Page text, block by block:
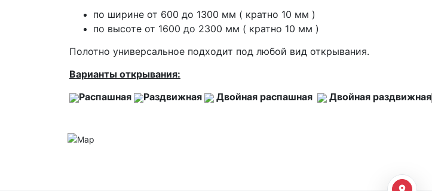
по ширине от 600 до 1300 мм ( кратно 10 мм )
по высоте от 1600 до 2300 мм ( кратно 10 мм )
Полотно универсальное подходит под любой вид открывания.
Варианты открывания:
Распашная
Раздвижная Двойная распашная Двойная раздвижная